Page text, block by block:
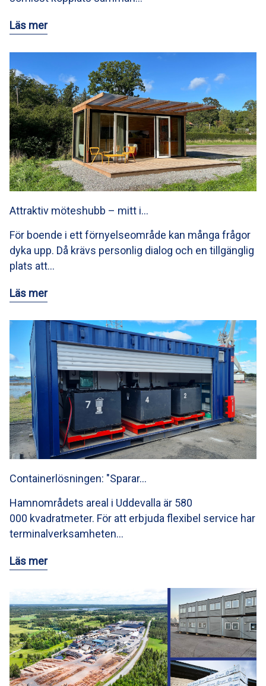
Läs mer
Attraktiv möteshubb – mitt i…
För boende i ett förnyelseområde kan många frågor
dyka upp. Då krävs personlig dialog och en tillgänglig
plats att…
Läs mer
Containerlösningen: "Sparar…
Hamnområdets areal i Uddevalla är 580
000 kvadratmeter. För att erbjuda flexibel service har
terminalverksamheten…
Läs mer